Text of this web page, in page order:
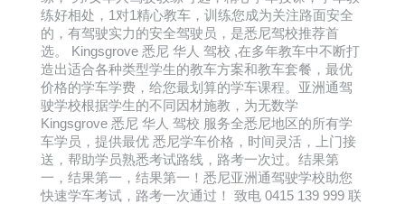
练好相处，1对1精心教车，训练您成为关注路面安全
的，有驾驶实力的安全驾驶员，是悉尼驾校推荐首
选。 Kingsgrove 悉尼 华人 驾校 ,在多年教车中不断打
造出适合各种类型学生的教车方案和教车套餐，最优
价格的学车学费，给您最划算的学车课程。亚洲通驾
驶学校根据学生的不同因材施教，为无数学
Kingsgrove 悉尼 华人 驾校 服务全悉尼地区的所有学
车学员，提供最优 悉尼学车价格，时间灵活，上门接
送，帮助学员熟悉考试路线，路考一次过。结果第
一，结果第一，结果第一！悉尼亚洲通驾驶学校助您
快速学车考试，路考一次通过！ 致电 0415 139 999 联